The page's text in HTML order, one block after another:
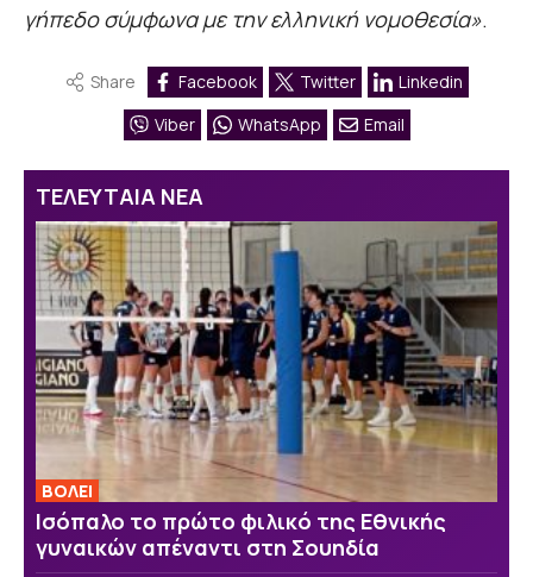
γήπεδο σύμφωνα με την ελληνική νομοθεσία».
Share Facebook Twitter
Linkedin
Viber
WhatsApp Email
ΤΕΛΕΥΤΑΙΑ ΝΕΑ
ΒOΛΕΙ
Ισόπαλο το πρώτο φιλικό της Εθνικής
γυναικών απέναντι στη Σουηδία